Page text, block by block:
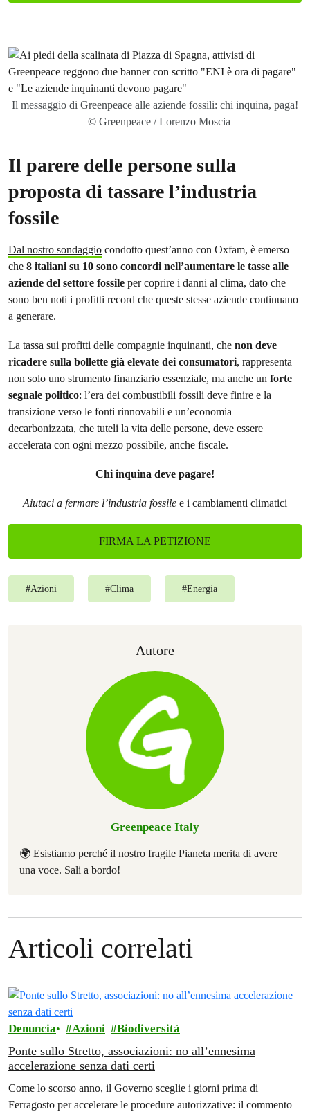
Il messaggio di Greenpeace alle aziende fossili: chi inquina, paga!
– © Greenpeace / Lorenzo Moscia
Il parere delle persone sulla
proposta di tassare l’industria
fossile
Dal nostro sondaggio condotto quest’anno con Oxfam, è emerso
che 8 italiani su 10 sono concordi nell’aumentare le tasse alle
aziende del settore fossile per coprire i danni al clima, dato che
sono ben noti i profitti record che queste stesse aziende continuano
a generare.
La tassa sui profitti delle compagnie inquinanti, che non deve
ricadere sulla bollette già elevate dei consumatori, rappresenta
non solo uno strumento finanziario essenziale, ma anche un forte
segnale politico: l’era dei combustibili fossili deve finire e la
transizione verso le fonti rinnovabili e un’economia
decarbonizzata, che tuteli la vita delle persone, deve essere
accelerata con ogni mezzo possibile, anche fiscale.
Chi inquina deve pagare!
Aiutaci a fermare l’industria fossile e i cambiamenti climatici
FIRMA LA PETIZIONE
#Azioni #Clima #Energia
Autore
Greenpeace Italy
🌍 Esistiamo perché il nostro fragile Pianeta merita di avere
una voce. Sali a bordo!
Articoli correlati
Denuncia Azioni Biodiversità
Ponte sullo Stretto, associazioni: no all’ennesima
accelerazione senza dati certi
Come lo scorso anno, il Governo sceglie i giorni prima di
Ferragosto per accelerare le procedure autorizzative: il commento